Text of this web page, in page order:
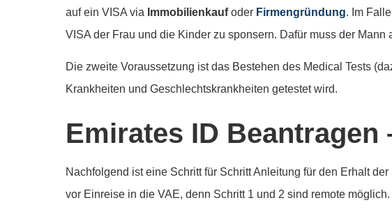
auf ein VISA via Immobilienkaufoder Firmengründung. Im
VISA der Frau und die Kinder zu sponsern. Dafür muss der
Die zweite Voraussetzung ist das Bestehen des Medical Tests
Krankheiten und Geschlechtskrankheiten getestet wird.
Emirates ID Beantragen
Nachfolgend ist eine Schritt für Schritt Anleitung für den Erhalt
vor Einreise in die VAE, denn Schritt 1 und 2 sind remote möglich.